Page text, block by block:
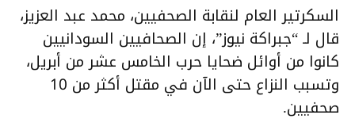
السكرتير العام لنقابة الصحفيين، محمد عبد العزيز،
قال لـ “جبراكة نيوز”، إن الصحافيين السودانيين
كانوا من أوائل ضحايا حرب الخامس عشر من أبريل،
وتسبب النزاع حتى الآن في مقتل أكثر من 10
صحفيين.